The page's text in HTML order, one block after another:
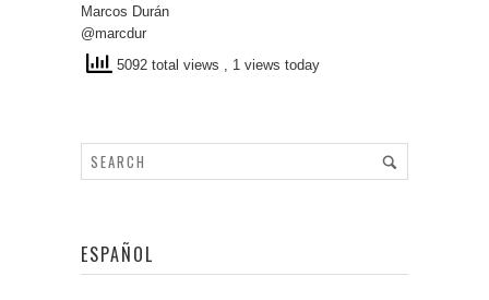
Marcos Durán
@marcdur
5092 total views , 1 views today
ESPAÑOL